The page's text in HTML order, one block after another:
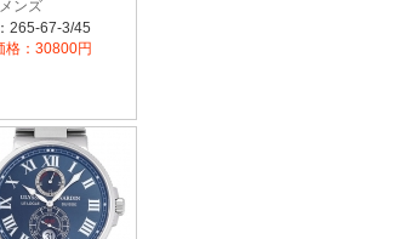
ンズ
265-67-3/45
格：30800円